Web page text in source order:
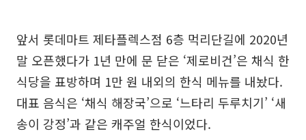
앞서 롯데마트 제타플렉스점 6층 먹리단길에 2020년
말 오픈했다가 1년 만에 문 닫은 ‘제로비건’은 채식 한
식당을 표방하며 1만 원 내외의 한식 메뉴를 내놨다.
대표 음식은 ‘채식 해장국’으로 ‘느타리 두루치기’ ‘새
송이 강정’과 같은 캐주얼 한식이었다.